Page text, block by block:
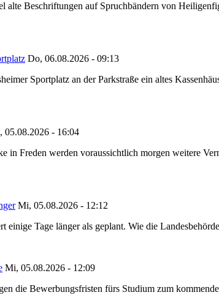
Beschriftungen auf Spruchbändern von
Do, 06.08.2026 - 09:13
Sportplatz an der Parkstraße ein altes
05.08.2026 - 16:04
in Freden werden voraussichtlich morgen weitere
Mi, 05.08.2026 - 12:12
Tage länger als geplant. Wie die
Mi, 05.08.2026 - 12:09
die Bewerbungsfristen fürs Studium zum